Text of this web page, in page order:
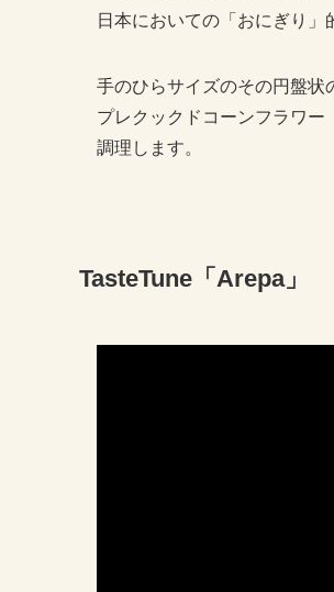
日本においての「おにぎり」
手のひらサイズのその円盤状
プレクックドコーンフラワ
調理します。
TasteTune「Arepa」